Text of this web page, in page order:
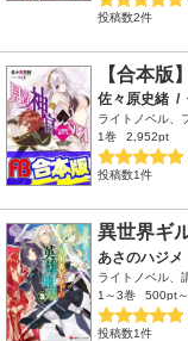
投稿数2件
【合本版
佐々原史緒 /
ライトノベル、
1巻
2,952pt
投稿数1件
異世界ギ
あさのハジメ
ライトノベル、
1～3巻
500pt
投稿数1件